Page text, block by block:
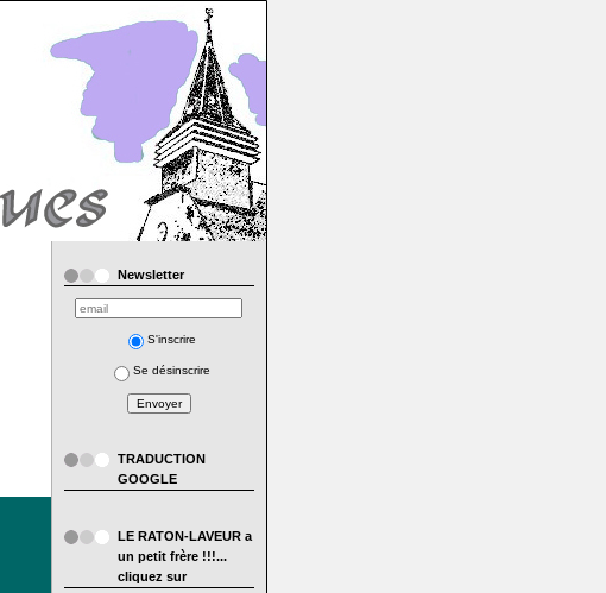
Newsletter
S'inscrire
Se désinscrire
TRADUCTION
GOOGLE
LE RATON-LAVEUR a
un petit frère !!!...
cliquez sur